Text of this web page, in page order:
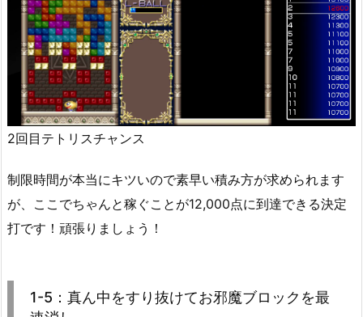
2回目テトリスチャンス
制限時間が本当にキツいので素早い積み方が求められます
が、ここでちゃんと稼ぐことが12,000点に到達できる決定
打です！頑張りましょう！
1-5：真ん中をすり抜けてお邪魔ブロックを最